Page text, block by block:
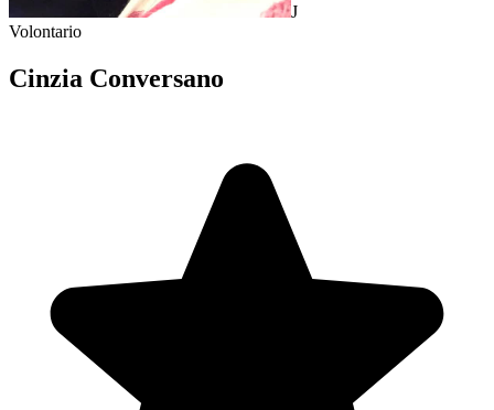
J
Volontario
Cinzia Conversano